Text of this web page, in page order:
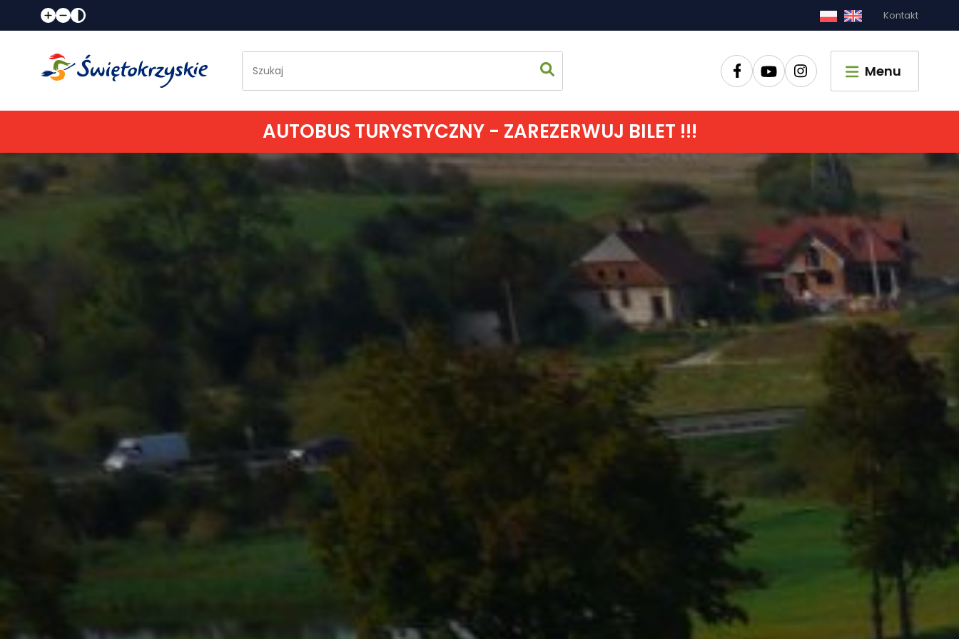
Kontakt
Menu
Zamknij
Strona główna
Co zobaczyć
Jak spędzić czas
Gdzie spać
Gdzie zjeść
Informacje praktyczne
Kalendarz imprez
Do pobrania
Interaktywna mapa
AUTOBUS TURYSTYCZNY - ZAREZERWUJ BILET !!!